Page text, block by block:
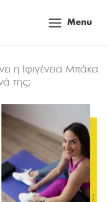
Menu
η Ιφιγένεια Μπάκα
της;